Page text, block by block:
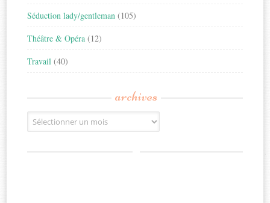
Séduction lady/gentleman (105)
Théâtre & Opéra (12)
Travail (40)
archives
Archives